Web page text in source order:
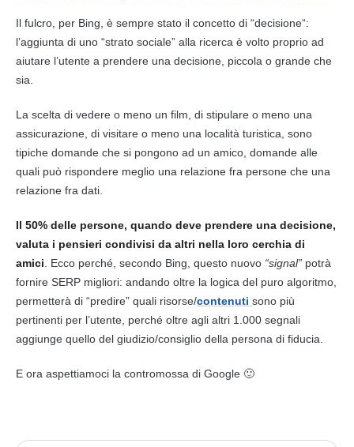
Il fulcro, per Bing , è sempre stato il concetto di “decisione“:
l’aggiunta di uno “strato sociale” alla ricerca è volto proprio ad
aiutare l’utente a prendere una decisione , piccola o grande che
sia.
La scelta di vedere o meno un film, di stipulare o meno una
assicurazione, di visitare o meno una località turistica, sono
tipiche domande che si pongono ad un amico, domande alle
quali può rispondere meglio una relazione fra persone che una
relazione fra dati.
Il 50% delle persone, quando deve prendere una decisione,
valuta i pensieri condivisi da altri nella loro cerchia di
amici . Ecco perché, secondo Bing , questo nuovo “signal” potrà
fornire SERP migliori: andando oltre la logica del puro algoritmo,
permetterà di “predire” quali risorse/contenuti sono più
pertinenti per l’utente, perché oltre agli altri 1.000 segnali
aggiunge quello del giudizio/consiglio della persona di fiducia.
E ora aspettiamoci la contromossa di Google 🙂